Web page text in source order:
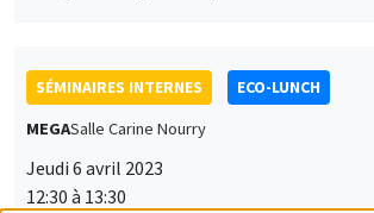
SÉMINAIRES INTERNES
ECO-LUNCH
MEGASalle Carine Nourry
Jeudi 6 avril 2023
12:30 à 13:30